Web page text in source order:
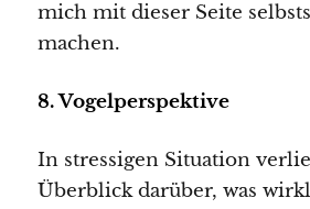
mich mit dieser Seite
machen.
8. Vogelperspektive
In stressigen Situation
Überblick darüber, was